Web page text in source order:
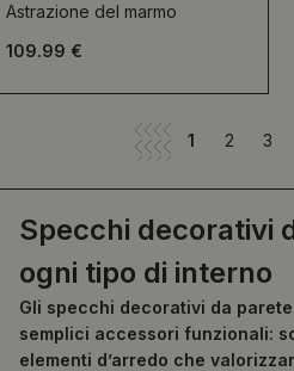
Astrazione del marmo
109.99 €
1 2 3
Specchi decorativi
ogni tipo di interno
Gli specchi decorativi da
semplici accessori funzionali:
elementi d’arredo che